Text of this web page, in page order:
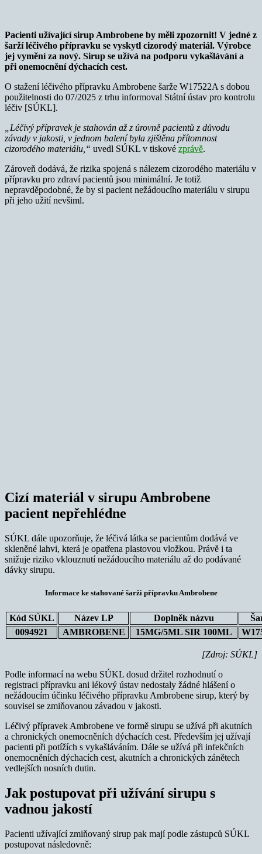
Pacienti užívající sirup Ambrobene by měli zpozornit! V jedné z
šarží léčivého přípravku se vyskytl cizorodý materiál. Výrobce
jej vymění za nový. Sirup se užívá na podporu vykašlávání a
při onemocnění dýchacích cest.
O stažení léčivého přípravku Ambrobene šarže W17522A s dobou
použitelnosti do 07/2025 z trhu informoval Státní ústav pro kontrolu
léčiv [SÚKL].
„Léčivý přípravek je stahován až z úrovně pacientů z důvodu
závady v jakosti, v jednom balení byla zjištěna přítomnost
cizorodého materiálu,“ uvedl SÚKL v tiskové zprávě.
Zároveň dodává, že rizika spojená s nálezem cizorodého materiálu v
přípravku pro zdraví pacientů jsou minimální. Je totiž
nepravděpodobné, že by si pacient nežádoucího materiálu v sirupu
při jeho užití nevšiml.
Cizí materiál v sirupu Ambrobene
pacient nepřehlédne
SÚKL dále upozorňuje, že léčivá látka se pacientům dodává ve
skleněné lahvi, která je opatřena plastovou vložkou. Právě i ta
snižuje riziko vklouznutí nežádoucího materiálu až do podávané
dávky sirupu.
Informace ke stahované šarži přípravku Ambrobene
Kód SÚKL Název LP Doplněk názvu
0094921
AMBROBENE 15MG/5ML SIR 100ML
[Zdroj: SÚKL]
Podle informací na webu SÚKL dosud držitel rozhodnutí o
registraci přípravku ani lékový ústav nedostaly žádné hlášení o
nežádoucím účinku léčivého přípravku Ambrobene sirup, který by
souvisel se zmiňovanou závadou v jakosti.
Léčivý přípravek Ambrobene ve formě sirupu se užívá při akutních
a chronických onemocněních dýchacích cest. Především jej užívají
pacienti při potížích s vykašláváním. Dále se užívá při infekčních
onemocněních dýchacích cest, akutních a chronických zánětech
vedlejších nosních dutin.
Jak postupovat při užívání sirupu s
vadnou jakostí
Pacienti užívající zmiňovaný sirup pak mají podle zástupců SÚKL
postupovat následovně: